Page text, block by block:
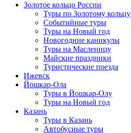
Золотое кольцо России
Туры по Золотому кольцу
Событийные туры
Туры на Новый год
Новогодние каникулы
Туры на Масленицу
Майские праздники
Туристические поезда
Ижевск
Йошкар-Ола
Туры в Йошкар-Олу
Туры на Новый год
Казань
Туры в Казань
Автобусные туры